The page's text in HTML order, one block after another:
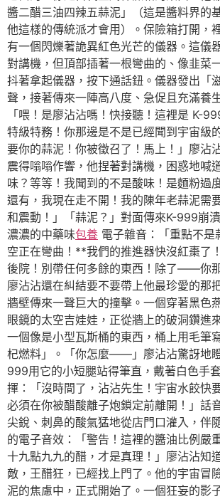
醬二醋三油四辣五蒜泥」（這是醬料界的
他這樣的傳統派才會用）。保險箱打開，
有一個閃爍著詭異紅色光芒的儀器。這儀
對講機，但頂部插著一根彎曲的、像韭菜
抖著拿起儀器，按下通話鈕。儀器發出
聲，接著傳來一陣高八度、急促且充滿養
「喂！是廖沾沾嗎！快接聽！這裡是 K-
特級特務！你那邊是不是已經聞到宇宙級
要你的蒜泥！你被徵召了！馬上！」廖沾
震得嗡嗡作響，他捏著對講機，困惑地喊
味？等等！我聞到的不是酸味！是麵粉過
還有，我現在走不開！我的陳年老蒜泥需
和震動！」「蒜泥？」對面傳來K-999崩
濃濃的中藥味包養 電子雜音：「重點不
空正在彎曲！**我們的推進器快沒紅棗了
後院！別帶任何多餘的東西！除了——你
廖沾沾還在糾結要不要帶上他最珍愛的那
牆壁傳來一聲巨大的撞擊。一個穿著黑色
眼鏡的太空吉娃娃，正從牆上的破洞鑽進
一個像是小型瓦斯桶的東西，桶上用毛筆
杞燃料」。「你怎麼——」廖沾沾驚訝地
999用它的小短腿站得筆直，戴著白色手
揮：「沒時間了，沾沾先生！宇宙水餃快
必須在你被醋酸離子炮鎖定前離開！」話
尖銳、刺鼻的酸氣猛地從店門口灌入，伴
的電子音效：「警告！這裡的醬油比例嚴
十九點九九的醋，才是真理！」廖沾沾知
敵，王醋狂，已經找上門了。他的宇宙冒
泥的焦慮中，正式開始了。一個狂妄的影